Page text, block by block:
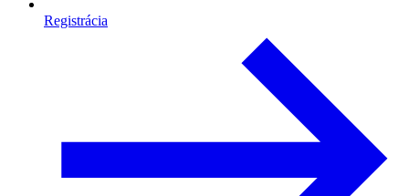
Registrácia